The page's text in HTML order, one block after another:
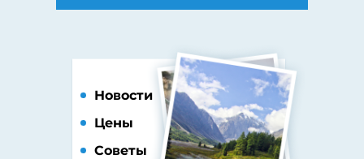
Новости
Цены
Советы